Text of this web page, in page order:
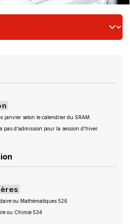
janvier selon le calendrier du SRAM.
pas d'admission pour la session d'hiver.
ou Mathématiques 526
ou Chimie 534